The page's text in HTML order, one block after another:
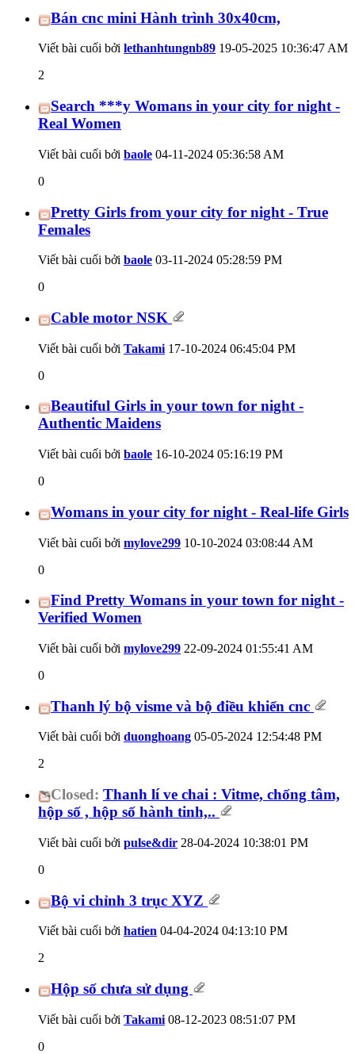
Bán cnc mini Hành trình 30x40cm,
Viết bài cuối bởi lethanhtungnb89 19-05-2025 10:36:47 AM
2
Search ***y Womans in your city for night -
Real Women
Viết bài cuối bởi baole 04-11-2024 05:36:58 AM
0
Pretty Girls from your city for night - True
Females
Viết bài cuối bởi baole 03-11-2024 05:28:59 PM
0
Cable motor NSK
Viết bài cuối bởi Takami 17-10-2024 06:45:04 PM
0
Beautiful Girls in your town for night -
Authentic Maidens
Viết bài cuối bởi baole 16-10-2024 05:16:19 PM
0
Womans in your city for night - Real-life Girls
Viết bài cuối bởi mylove299 10-10-2024 03:08:44 AM
0
Find Pretty Womans in your town for night -
Verified Women
Viết bài cuối bởi mylove299 22-09-2024 01:55:41 AM
0
Thanh lý bộ visme và bộ điều khiển cnc
Viết bài cuối bởi duonghoang 05-05-2024 12:54:48 PM
2
Closed: Thanh lí ve chai : Vitme, chống tâm,
hộp số , hộp số hành tinh,..
Viết bài cuối bởi pulse&dir 28-04-2024 10:38:01 PM
0
Bộ vi chỉnh 3 trục XYZ
Viết bài cuối bởi hatien 04-04-2024 04:13:10 PM
2
Hộp số chưa sử dụng
Viết bài cuối bởi Takami 08-12-2023 08:51:07 PM
0